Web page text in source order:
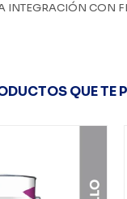
INTEGRACIÓN CON
QUE TE